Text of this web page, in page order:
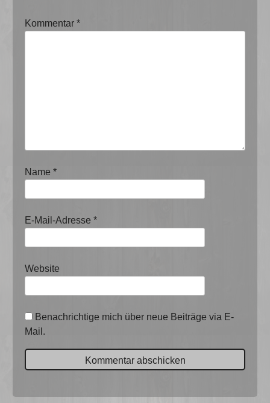
Kommentar*
Name*
E-Mail-Adresse*
Website
Benachrichtige mich über neue Beiträge via E-
Mail.